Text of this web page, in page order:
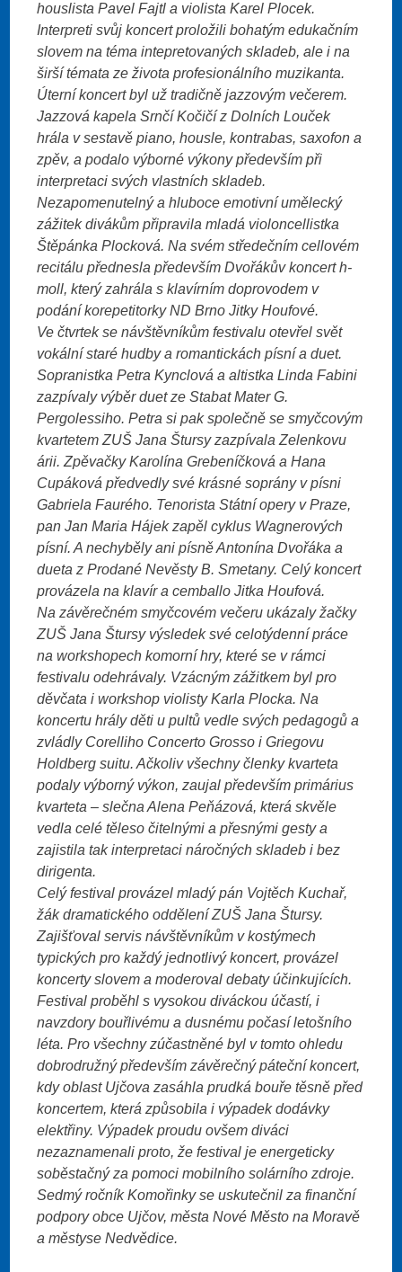
houslista Pavel Fajtl a violista Karel Plocek.
Interpreti svůj koncert proložili bohatým edukačním
slovem na téma intepretovaných skladeb, ale i na
širší témata ze života profesionálního muzikanta.
Úterní koncert byl už tradičně jazzovým večerem.
Jazzová kapela Srnčí Kočičí z Dolních Louček
hrála v sestavě piano, housle, kontrabas, saxofon a
zpěv, a podalo výborné výkony především při
interpretaci svých vlastních skladeb.
Nezapomenutelný a hluboce emotivní umělecký
zážitek divákům připravila mladá violoncellistka
Štěpánka Plocková. Na svém středečním cellovém
recitálu přednesla především Dvořákův koncert h-
moll, který zahrála s klavírním doprovodem v
podání korepetitorky ND Brno Jitky Houfové.
Ve čtvrtek se návštěvníkům festivalu otevřel svět
vokální staré hudby a romantickách písní a duet.
Sopranistka Petra Kynclová a altistka Linda Fabini
zazpívaly výběr duet ze Stabat Mater G.
Pergolessiho. Petra si pak společně se smyčcovým
kvartetem ZUŠ Jana Štursy zazpívala Zelenkovu
árii. Zpěvačky Karolína Grebeníčková a Hana
Cupáková předvedly své krásné soprány v písni
Gabriela Faurého. Tenorista Státní opery v Praze,
pan Jan Maria Hájek zapěl cyklus Wagnerových
písní. A nechyběly ani písně Antonína Dvořáka a
dueta z Prodané Nevěsty B. Smetany. Celý koncert
provázela na klavír a cemballo Jitka Houfová.
Na závěrečném smyčcovém večeru ukázaly žačky
ZUŠ Jana Štursy výsledek své celotýdenní práce
na workshopech komorní hry, které se v rámci
festivalu odehrávaly. Vzácným zážitkem byl pro
děvčata i workshop violisty Karla Plocka. Na
koncertu hrály děti u pultů vedle svých pedagogů a
zvládly Corelliho Concerto Grosso i Griegovu
Holdberg suitu. Ačkoliv všechny členky kvarteta
podaly výborný výkon, zaujal především primárius
kvarteta – slečna Alena Peňázová, která skvěle
vedla celé těleso čitelnými a přesnými gesty a
zajistila tak interpretaci náročných skladeb i bez
dirigenta.
Celý festival provázel mladý pán Vojtěch Kuchař,
žák dramatického oddělení ZUŠ Jana Štursy.
Zajišťoval servis návštěvníkům v kostýmech
typických pro každý jednotlivý koncert, provázel
koncerty slovem a moderoval debaty účinkujících.
Festival proběhl s vysokou diváckou účastí, i
navzdory bouřlivému a dusnému počasí letošního
léta. Pro všechny zúčastněné byl v tomto ohledu
dobrodružný především závěrečný páteční koncert,
kdy oblast Ujčova zasáhla prudká bouře těsně před
koncertem, která způsobila i výpadek dodávky
elektřiny. Výpadek proudu ovšem diváci
nezaznamenali proto, že festival je energeticky
soběstačný za pomoci mobilního solárního zdroje.
Sedmý ročník Komořinky se uskutečnil za finanční
podpory obce Ujčov, města Nové Město na Moravě
a městyse Nedvědice.